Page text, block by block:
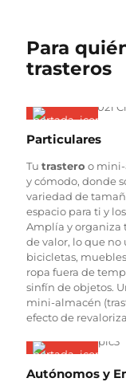
Para
trasteros
Particulares
Tu trastero o mini-
y cómodo, donde
variedad de
espacio para ti y
Amplía y organiza
de valor, lo que no
bicicletas,
ropa fuera de
sinfín de objetos.
mini-almacén
efecto de
Autónomos y